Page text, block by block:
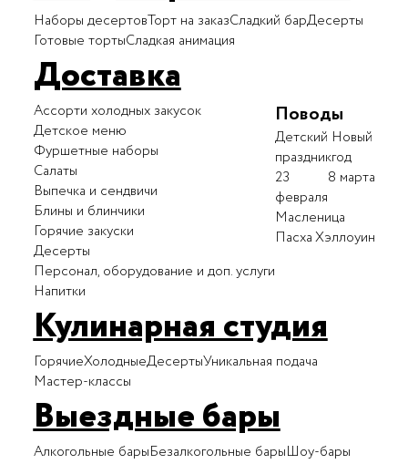
Наборы десертовТорт на заказСладкий барДесерты
Готовые тортыСладкая анимация
Доставка
Ассорти холодных закусок
Детское меню
Фуршетные наборы
Салаты
Выпечка и сендвичи
Блины и блинчики
Горячие закуски
Десерты
Персонал, оборудование и доп. услуги
Напитки
Поводы
Детский
праздник
Новый
год
23
февраля
8 марта
Масленица
ПасхаХэллоуин
Кулинарная студия
ГорячиеХолодныеДесертыУникальная подача
Мастер-классы
Выездные бары
Алкогольные барыБезалкогольные барыШоу-бары